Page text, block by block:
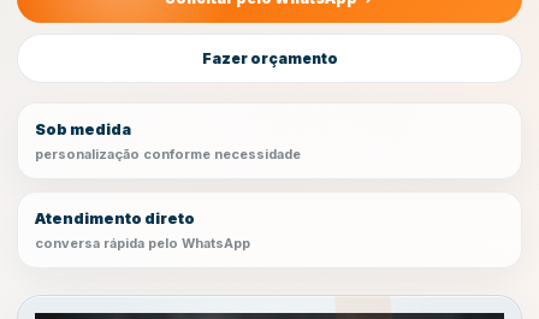
Fazer orçamento
Sob medida
personalização conforme necessidade
Atendimento direto
conversa rápida pelo WhatsApp